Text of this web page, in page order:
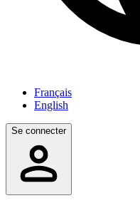
Français
English
Se connecter